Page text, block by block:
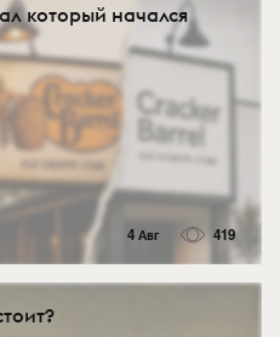
который начался
4 Авг 419